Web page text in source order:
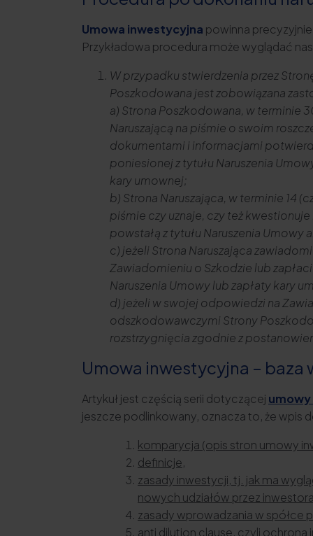
Umowa inwestycyjna powinna
Przykładowa procedura może wyglądać
W przypadku stwierdzenia przez
Poszkodowana jest zobowiązana
a) Strona Poszkodowana, w terminie
Naruszającą na piśmie o swoim
dokumentami i informacjami
poniesionej z tytułu Naruszenia
kary umownej;
b) Strona Naruszająca, w terminie 14
piśmie czy uznaje, czy też
powstałą z tytułu Naruszenia
c) jeżeli Strona Naruszająca
Zawiadomieniu o Szkodzie lub
Naruszenia Umowy lub zapłaty kary
d) jeżeli w swojej odpowiedzi na
odszkodowawczymi Strony
rozstrzygnięcia zgodnie z
Umowa inwestycyjna – baza
Artykuł jest częścią serii dotyczącej
jeszcze podlinkowany, oznacza to, że wpis
komparycja (opis stron umowy
definicje,
zasady inwestycji, tj. jak ma
nowych udziałów przez
zasady wprowadzania w spółce
anti dilution clause, czyli